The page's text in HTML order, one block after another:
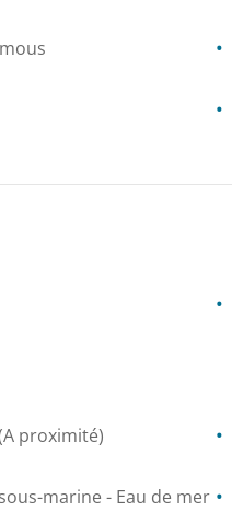
proximité)
marine - Eau de mer